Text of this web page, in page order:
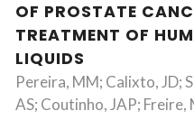
OF PROSTATE
TREATMENT OF
LIQUIDS
Pereira, MM; Calixto, JD;
AS; Coutinho, JAP; Freire,